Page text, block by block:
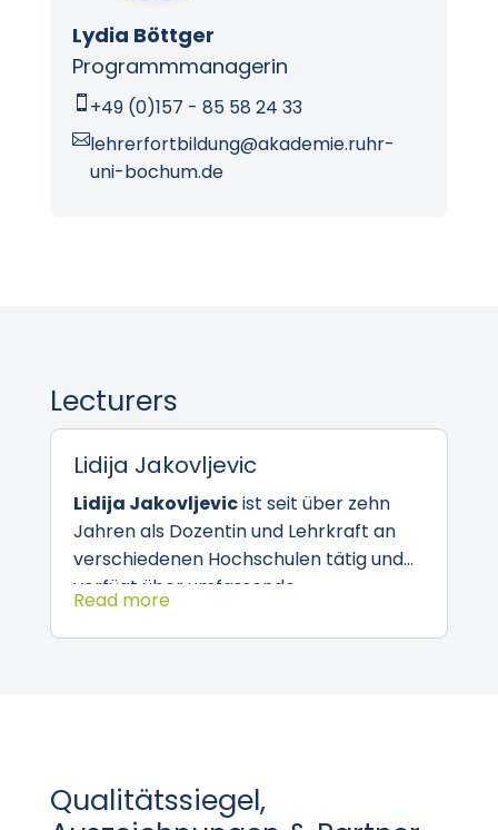
Lydia Böttger
Programmmanagerin
 +49 (0)157 - 85 58 24 33
lehrerfortbildung@akademie.ruhr-
uni-bochum.de
Lecturers
Lidija Jakovljevic
Lidija Jakovljevicist seit über zehn
Jahren als Dozentin und Lehrkraft an
verschiedenen Hochschulen tätig und
verfügt über umfassende
Lehrerfahrung. Zuvor arbeitete sie als
wissenschaftliche Mitarbeiterin an der
Fachkräfte sowie SchülerInnen zu
unterstützen und zu einer gesunden
Read more
Qualitätssiegel,